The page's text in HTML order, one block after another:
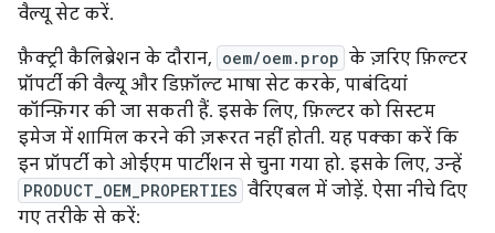
वैल्यू सेट करें.
फ़ैक्ट्री कैलिब्रेशन के दौरान, oem/oem.prop के ज़रिए फ़िल्टर
प्रॉपर्टी की वैल्यू और डिफ़ॉल्ट भाषा सेट करके, पाबंदियां
कॉन्फ़िगर की जा सकती हैं. इसके लिए, फ़िल्टर को सिस्टम
इमेज में शामिल करने की ज़रूरत नहीं होती. यह पक्का करें कि
इन प्रॉपर्टी को ओईएम पार्टीशन से चुना गया हो. इसके लिए, उन्हें
PRODUCT_OEM_PROPERTIES वैरिएबल में जोड़ें. ऐसा नीचे दिए
गए तरीके से करें: